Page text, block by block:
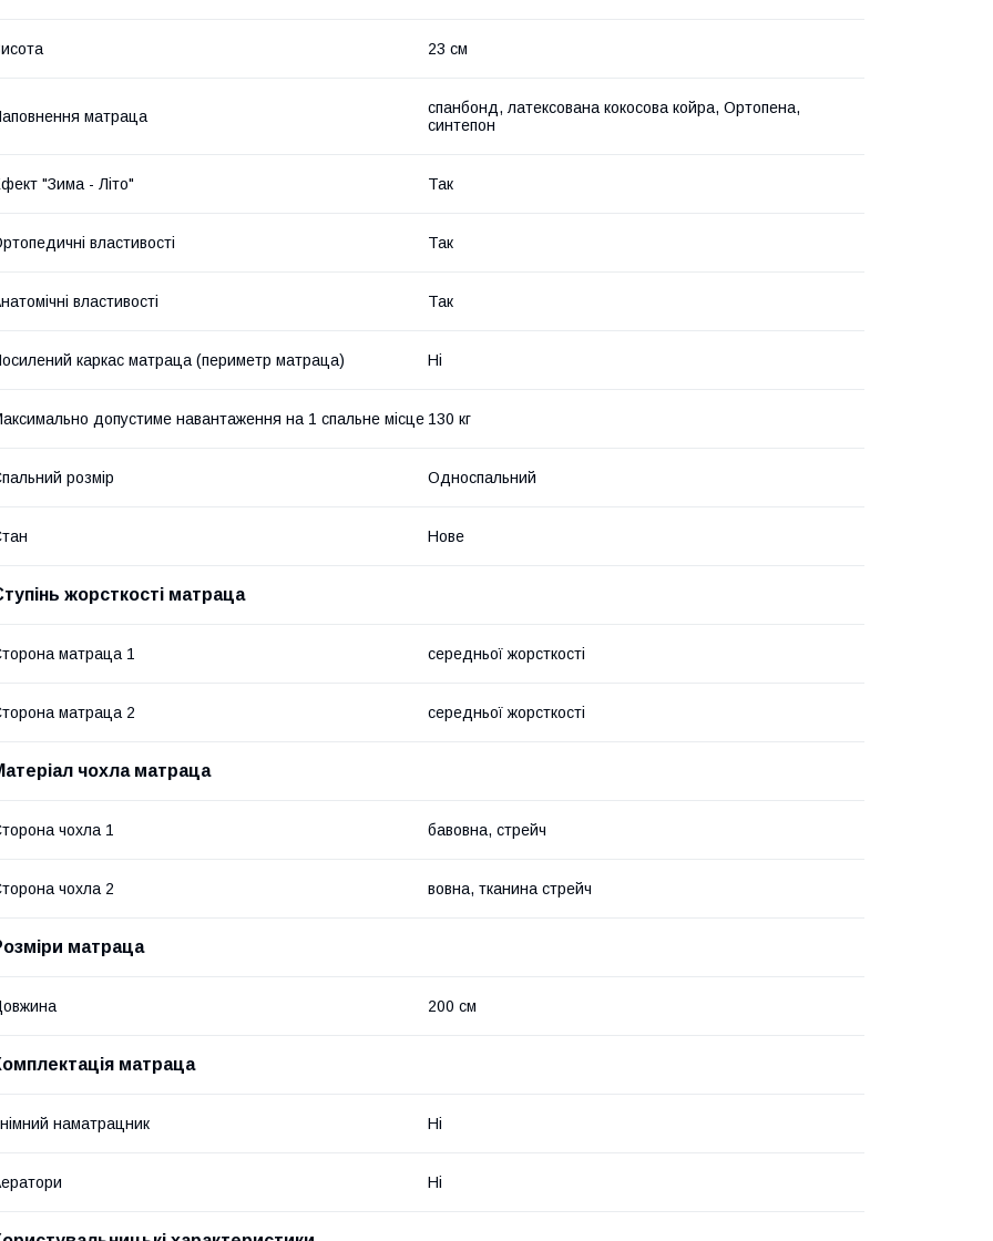
23 см
матраца
спанбонд, латексована кокосова койра, Ортопена,
синтепон
"Зима - Літо" Так
властивості Так
властивості Так
каркас матраца (периметр матраца) Ні
допустиме навантаження на 1 спальне місце 130 кг
розмір Односпальний
Нове
жорсткості матраца
матраца 1 середньої жорсткості
матраца 2 середньої жорсткості
чохла матраца
чохла 1 бавовна, стрейч
чохла 2 вовна, тканина стрейч
матраца
200 см
матраца
наматрацник Ні
Ні